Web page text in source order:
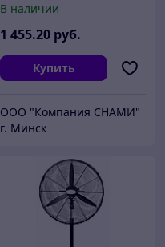
В наличии
1 455.20 руб.
Купить
ООО "Компания СНАМИ"
г. Минск